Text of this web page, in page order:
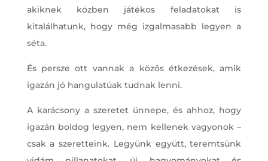
akiknek közben játékos feladatokat is
kitalálhatunk, hogy még izgalmasabb legyen a
séta.
És persze ott vannak a közös étkezések, amik
igazán jó hangulatúak tudnak lenni.
A karácsony a szeretet ünnepe, és ahhoz, hogy
igazán boldog legyen, nem kellenek vagyonok –
csak a szeretteink. Legyünk együtt, teremtsünk